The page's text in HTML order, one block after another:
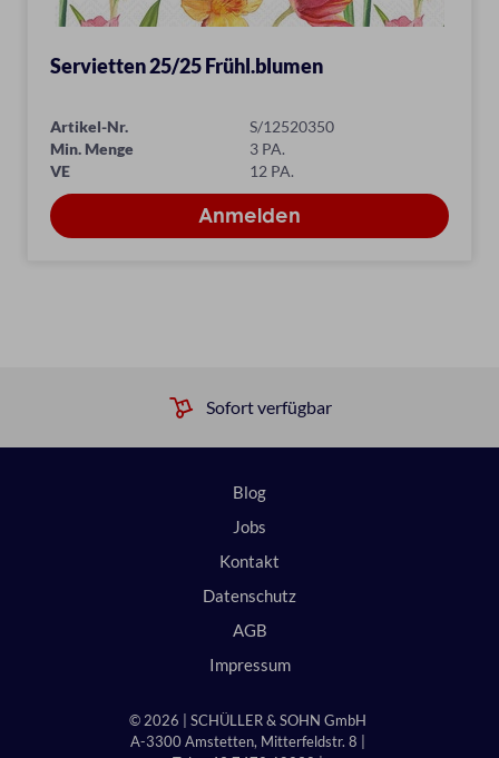
Servietten 25/25 Frühl.blumen
Artikel-Nr.
S/12520350
Min. Menge
3 PA.
VE
12 PA.
Sofort verfügbar
© 2026 | SCHÜLLER & SOHN GmbH
A-3300 Amstetten, Mitterfeldstr. 8 |
Blog
Jobs
Kontakt
Datenschutz
AGB
Impressum